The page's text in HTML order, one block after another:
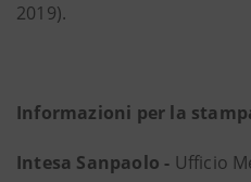
2019).
Informazioni per la
Intesa Sanpaolo - Ufficio